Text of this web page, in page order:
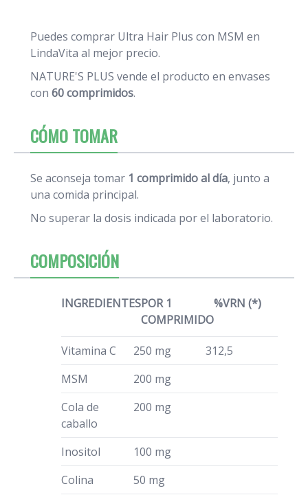
Puedes comprar Ultra Hair Plus con MSM en
LindaVita al mejor precio.
NATURE'S PLUS vende el producto en envases
con 60 comprimidos.
CÓMO TOMAR
Se aconseja tomar 1 comprimido al día, junto a
una comida principal.
No superar la dosis indicada por el laboratorio.
COMPOSICIÓN
INGREDIENTESPOR 1
COMPRIMIDO
%VRN (*)
Vitamina C 250 mg
312,5
MSM
200 mg
Cola de
caballo
200 mg
Inositol
100 mg
Colina
50 mg